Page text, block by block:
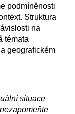
podmíněnosti
Struktura
na
témata
geografickém
situace